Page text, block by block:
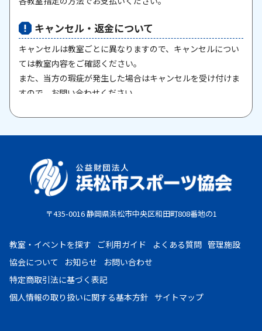
キャンセル・返金について
キャンセルは教室ごとに異なりますので、キャンセルについ
ては教室内容をご確認ください。
また、当方の瑕疵が発生した場合はキャンセルを受け付けま
すので、お問い合わせください。
原則として、一旦納入された参加料・受講料は返金いたしま
せん。また、欠席等による参加料の返金は原則としていたし
限が出された場合は、担当者までご相談ください。
お支払期限
・コンビニ払い：お申し込み後、7日以内にお申し込み時に
・クレジットカード：お申し込み後、30日以内に課金となり
ます。
払いください。
〒435-0016 静岡県浜松市中央区和田町808番地の1
教室・イベントを探す ご利用ガイド よくある質問 管理施設
協会について
お知らせ
お問い合わせ
特定商取引法に基づく表記
個人情報の取り扱いに関する基本方針 サイトマップ